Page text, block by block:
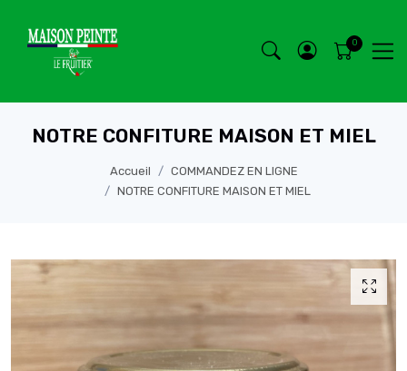
NOTRE CONFITURE MAISON ET MIEL
Accueil
COMMANDEZ EN LIGNE
NOTRE CONFITURE MAISON ET MIEL